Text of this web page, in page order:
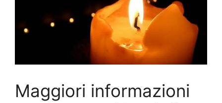
Maggiori informazioni